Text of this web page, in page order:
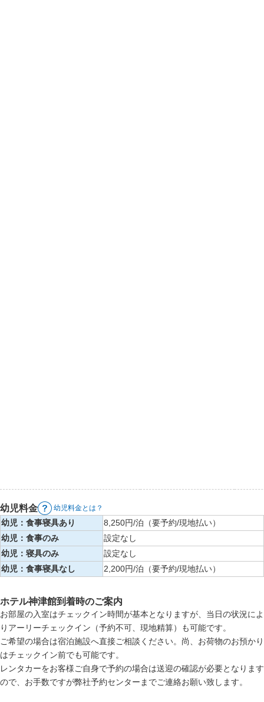
幼児料金 幼児料金とは？
幼児：食事寝具あり
8,250円/泊（要予約/現地払い）
幼児：食事のみ
設定なし
幼児：寝具のみ
設定なし
幼児：食事寝具なし
2,200円/泊（要予約/現地払い）
ホテル神津館到着時のご案内
お部屋の入室はチェックイン時間が基本となりますが、当日の状況によ
りアーリーチェックイン（予約不可、現地精算）も可能です。
ご希望の場合は宿泊施設へ直接ご相談ください。尚、お荷物のお預かり
はチェックイン前でも可能です。
レンタカーをお客様ご自身で予約の場合は送迎の確認が必要となります
ので、お手数ですが弊社予約センターまでご連絡お願い致します。